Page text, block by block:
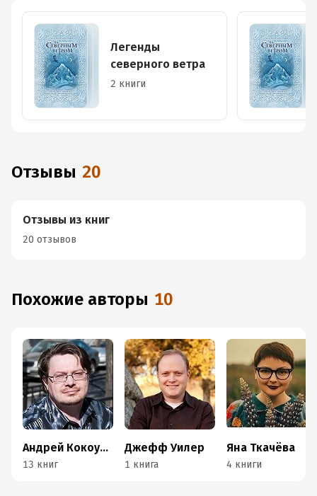
Легенды
северного ветра
2 книги
Отзывы 20
Отзывы из книг
20 отзывов
Похожие авторы 10
Андрей Кокоулин
13 книг
Джефф Уилер
1 книга
Яна Ткачёва
4 книги